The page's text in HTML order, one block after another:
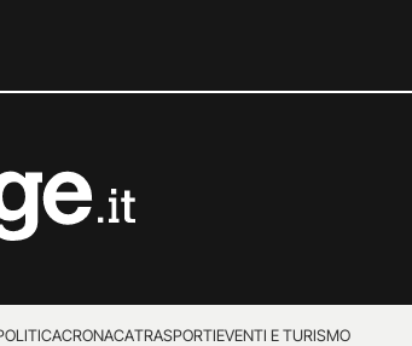
CRONACATRASPORTIEVENTI E TURISMO